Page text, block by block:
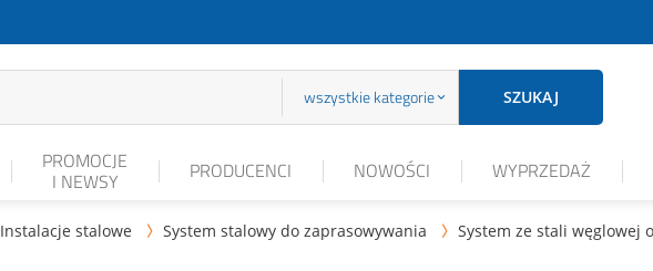
wszystkie kategorie SZUKAJ
PROMOCJE
I NEWSY PRODUCENCI NOWOŚCI WYPRZEDAŻ
Instalacje stalowe  System stalowy do zaprasowywania  System ze stali węglowej